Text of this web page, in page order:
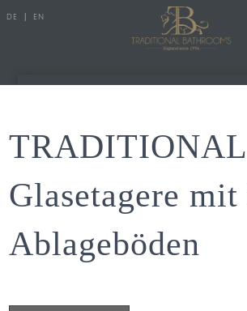
DE | EN
Porzellanserien
Badewannen
Duscharmaturen
TRADITIONAL
Glasetagere mit
Ablageböden